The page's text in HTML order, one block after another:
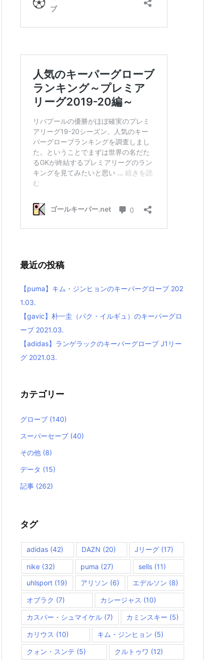
最近の投稿
【puma】キム・ジンヒョンのキーパーグローブ 202
1.03.
【gavic】朴一圭（パク・イルギュ）のキーパーグロ
ーブ 2021.03.
【adidas】ランゲラックのキーパーグローブ J1リー
グ 2021.03.
カテゴリー
グローブ (140)
スーパーセーブ (40)
その他 (8)
データ (15)
記事 (262)
タグ
adidas (42) DAZN (20) Jリーグ(17)
nike (32) puma (27) sells (11)
uhlsport (19) アリソン (6) エデルソン (8)
オブラク (7) カシージャス (10)
カスパー・シュマイケル (7) カミンスキー (5)
カリウス (10) キム・ジンヒョン (5)
クォン・スンテ (5) クルトゥワ (12)